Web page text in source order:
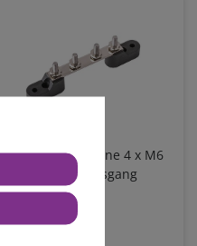
4er Sammelschiene 4 x M6
Eingang oder Ausgang